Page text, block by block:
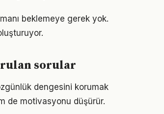
beklemeye gerek yok.
sorular
dengesini korumak
de motivasyonu düşürür.